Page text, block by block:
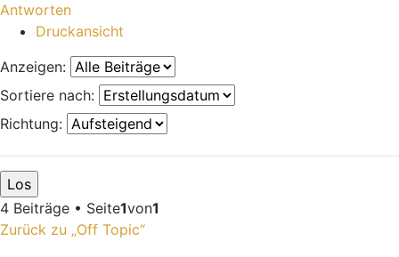
Antworten
Druckansicht
Anzeigen:
Sortiere nach:
Richtung:
4 Beiträge • Seite1von1
Zurück zu „Off Topic“